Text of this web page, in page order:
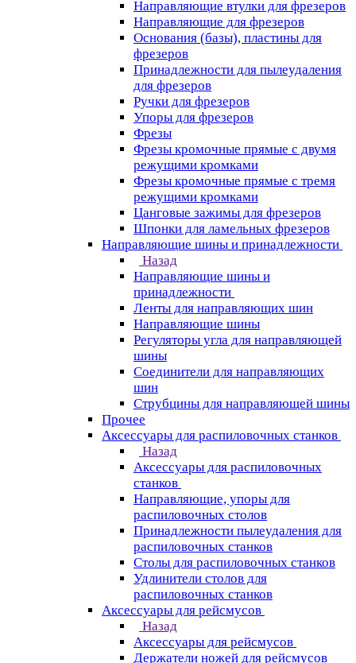
Направляющие втулки для фрезеров
Направляющие для фрезеров
Основания (базы), пластины для
фрезеров
Принадлежности для пылеудаления
для фрезеров
Ручки для фрезеров
Упоры для фрезеров
Фрезы
Фрезы кромочные прямые с двумя
режущими кромками
Фрезы кромочные прямые с тремя
режущими кромками
Цанговые зажимы для фрезеров
Шпонки для ламельных фрезеров
Направляющие шины и принадлежности
Назад
Направляющие шины и
принадлежности
Ленты для направляющих шин
Направляющие шины
Регуляторы угла для направляющей
шины
Соединители для направляющих
шин
Струбцины для направляющей шины
Прочее
Аксессуары для распиловочных станков
Назад
Аксессуары для распиловочных
станков
Направляющие, упоры для
распиловочных столов
Принадлежности пылеудаления для
распиловочных станков
Столы для распиловочных станков
Удлинители столов для
распиловочных станков
Аксессуары для рейсмусов
Назад
Аксессуары для рейсмусов
Держатели ножей для рейсмусов